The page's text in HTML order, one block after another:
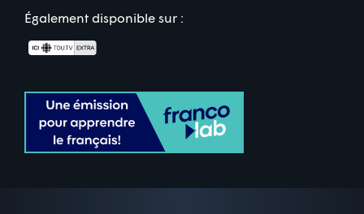
Également disponible sur :